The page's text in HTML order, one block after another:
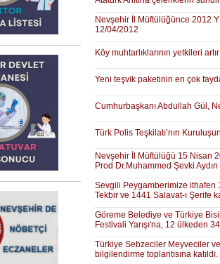
Nevşehir İl Müftülüğünce 2012
12/04/2012
Köy muhtarlıklarının yetkileri
Yeni teşvik paketinin en çok
Cumhurbaşkanı Abdullah Gül,
Türk Polis Teşkilatı’nın
Nevşehir İl Müftülüğü 15 Nisan
Prod Dr.Muhammed Şevki
Sevgili Peygamberimize ithafen
Tekbir ve 1441 Salavat-ı Şerife
Göreme Belediye ve Türkiye
Festivali Yarışı'na, 12 ülkeden
Türkiye Sebzeciler Meyveciler
bilgilendirme toplantısına